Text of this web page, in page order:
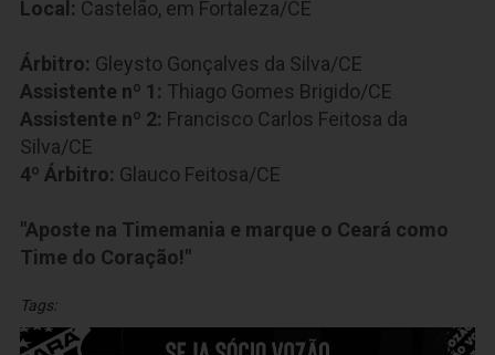
Local: Castelão, em Fortaleza/CE
Árbitro: Gleysto Gonçalves da Silva/CE
Assistente nº 1: Thiago Gomes Brigido/CE
Assistente nº 2: Francisco Carlos Feitosa da
Silva/CE
4º Árbitro: Glauco Feitosa/CE
"Aposte na Timemania e marque o Ceará como
Time do Coração!"
Tags: